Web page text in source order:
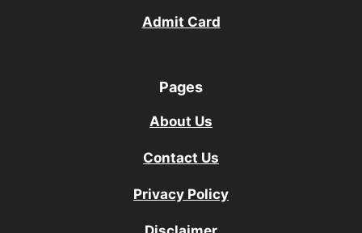
Admit Card
Pages
About Us
Contact Us
Privacy Policy